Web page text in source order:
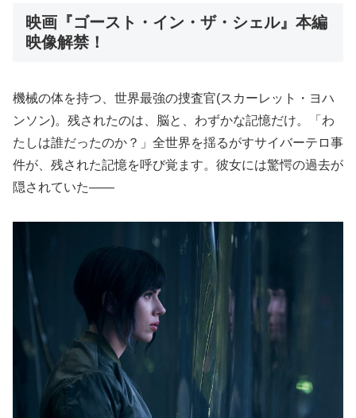
映画『ゴースト・イン・ザ・シェル』本編
映像解禁！
機械の体を持つ、世界最強の捜査官(スカーレット・ヨハ
ンソン)。残されたのは、脳と、わずかな記憶だけ。「わ
たしは誰だったのか？」全世界を揺るがすサイバーテロ事
件が、残された記憶を呼び覚ます。彼女には驚愕の過去が
隠されていた――